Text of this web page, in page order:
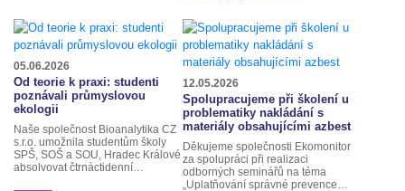
05.06.2026
Od teorie k praxi: studenti
poznávali průmyslovou
ekologii
Naše společnost Bioanalytika CZ
s.r.o. umožnila studentům školy
SPŠ, SOŠ a SOU, Hradec Králové
absolvovat čtrnáctidenní…
12.05.2026
Spolupracujeme při školení u
problematiky nakládání s
materiály obsahujícími azbest
Děkujeme společnosti Ekomonitor
za spolupráci při realizaci
odborných seminářů na téma
„Uplatňování správné prevence…